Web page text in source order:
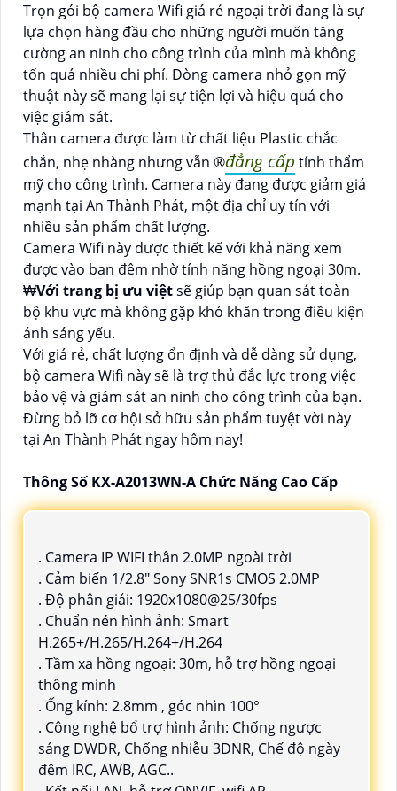
Trọn gói bộ camera Wifi giá rẻ ngoại trời đang là sự
lựa chọn hàng đầu cho những người muốn tăng
cường an ninh cho công trình của mình mà không
tốn quá nhiều chi phí. Dòng camera nhỏ gọn mỹ
thuật này sẽ mang lại sự tiện lợi và hiệu quả cho
việc giám sát.
Thân camera được làm từ chất liệu Plastic chắc
chắn, nhẹ nhàng nhưng vẫn ®️đẳng cấp tính thẩm
mỹ cho công trình. Camera này đang được giảm giá
mạnh tại An Thành Phát, một địa chỉ uy tín với
nhiều sản phẩm chất lượng.
Camera Wifi này được thiết kế với khả năng xem
được vào ban đêm nhờ tính năng hồng ngoại 30m.
₩Với trang bị ưu việtsẽ giúp bạn quan sát toàn
bộ khu vực mà không gặp khó khăn trong điều kiện
ánh sáng yếu.
Với giá rẻ, chất lượng ổn định và dễ dàng sử dụng,
bộ camera Wifi này sẽ là trợ thủ đắc lực trong việc
bảo vệ và giám sát an ninh cho công trình của bạn.
Đừng bỏ lỡ cơ hội sở hữu sản phẩm tuyệt vời này
tại An Thành Phát ngay hôm nay!
Thông Số KX-A2013WN-A Chức Năng Cao Cấp
. Camera IP WIFI thân 2.0MP ngoài trời
. Cảm biến 1/2.8" Sony SNR1s CMOS 2.0MP
. Độ phân giải: 1920x1080@25/30fps
. Chuẩn nén hình ảnh: Smart
H.265+/H.265/H.264+/H.264
. Tầm xa hồng ngoại: 30m, hỗ trợ hồng ngoại
thông minh
. Ống kính: 2.8mm , góc nhìn 100°
. Công nghệ bổ trợ hình ảnh: Chống ngược
sáng DWDR, Chống nhiễu 3DNR, Chế độ ngày
đêm IRC, AWB, AGC..